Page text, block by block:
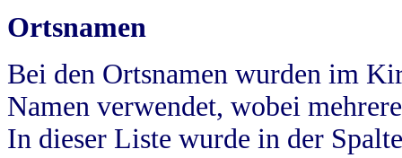
Ortsnamen
Bei den Ortsnamen wurden im
Namen verwendet, wobei
In dieser Liste wurde in der